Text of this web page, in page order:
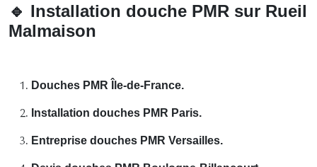
🔹 Installation douche PMR sur Rueil
Malmaison
Douches PMR Île-de-France.
Installation douches PMR Paris.
Entreprise douches PMR Versailles.